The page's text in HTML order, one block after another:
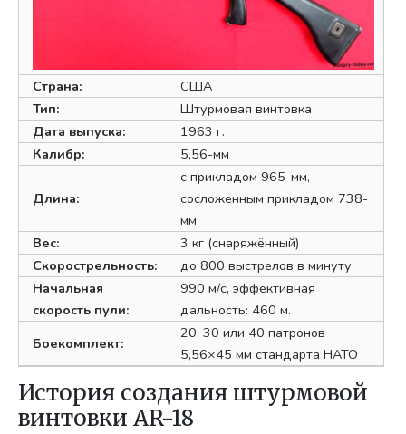
Страна:
США
Тип:
Штурмовая винтовка
Дата выпуска:
1963 г.
Калибр:
5,56-мм
Длина:
с прикладом 965-мм,
сосложенным прикладом 738-
мм
Вес:
3 кг (снаряжённый)
Скорострельность:
до 800 выстрелов в минуту
Начальная
скорость пули:
990 м/с, эффективная
дальность: 460 м.
Боекомплект:
20, 30 или 40 патронов
5,56×45 мм стандарта НАТО
История создания штурмовой
винтовки AR-18